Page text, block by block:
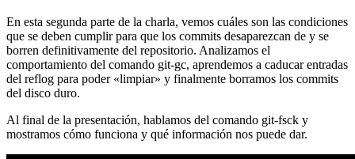
En esta segunda parte de la charla, vemos cuáles son las condiciones
que se deben cumplir para que los commits desaparezcan de y se
borren definitivamente del repositorio. Analizamos el
comportamiento del comando git-gc, aprendemos a caducar entradas
del reflog para poder «limpiar» y finalmente borramos los commits
del disco duro.
Al final de la presentación, hablamos del comando git-fsck y
mostramos cómo funciona y qué información nos puede dar.